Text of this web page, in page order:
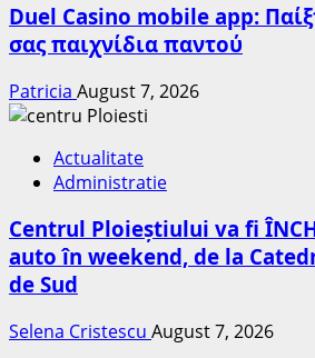
Duel Casino mobile app:
σας παιχνίδια παντού
Patricia August 7, 2026
Actualitate
Administratie
Centrul Ploieștiului va fi
auto în weekend, de la
de Sud
Selena Cristescu August 7, 2026